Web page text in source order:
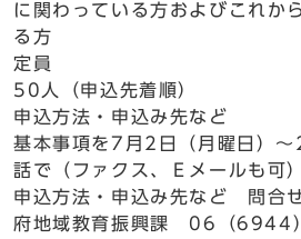
に関わっている方およびこれか
る方
定員
50人（申込先着順）
申込方法・申込み先など
基本事項を7月2日（月曜日）
話で（ファクス、Ｅメールも可）
申込方法・申込み先など 問合
府地域教育振興課 06（6944